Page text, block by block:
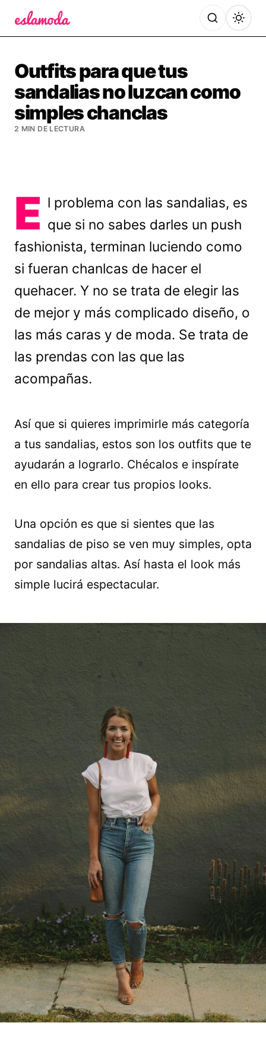
Outfits para que tus
sandalias no luzcan como
simples chanclas
2 MIN DE LECTURA
E l problema con las sandalias, es
que si no sabes darles un push
fashionista, terminan luciendo como
si fueran chanlcas de hacer el
quehacer. Y no se trata de elegir las
de mejor y más complicado diseño, o
las más caras y de moda. Se trata de
las prendas con las que las
acompañas.
Así que si quieres imprimirle más categoría
a tus sandalias, estos son los outfits que te
ayudarán a lograrlo. Chécalos e inspírate
en ello para crear tus propios looks.
Una opción es que si sientes que las
sandalias de piso se ven muy simples, opta
por sandalias altas. Así hasta el look más
simple lucirá espectacular.